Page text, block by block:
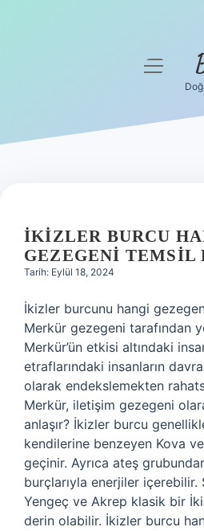
Hakkımızda
menüyü
VE
İLHAM
YAZILAR
İKIZLER BURCU
GEZEGENI TEMSIL
Tarih: Eylül 18, 2024
İkizler burcunu hangi
Merkür gezegeni tarafından
Merkür’ün etkisi altındaki
etraflarındaki insanların
olarak endekslemekten
Merkür, iletişim gezegeni
anlaşır? İkizler burcu
kendilerine benzeyen Kova
geçinir. Ayrıca ateş
burçlarıyla enerjiler içerebilir.
Yengeç ve Akrep klasik bir
derin olabilir. İkizler burcu